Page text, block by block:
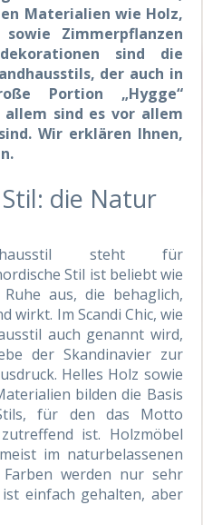
Materialien wie Holz,
Zimmerpflanzen
sind die
der auch in
Portion „Hygge“
sind es vor allem
Wir erklären Ihnen,
die Natur
steht für
Stil ist beliebt wie
aus, die behaglich,
wirkt. Im Scandi Chic, wie
auch genannt wird,
der Skandinavier zur
Helles Holz sowie
bilden die Basis
für den das Motto
ist. Holzmöbel
im naturbelassenen
werden nur sehr
einfach gehalten, aber